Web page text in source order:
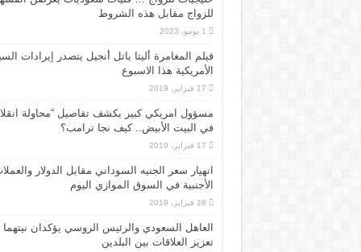
للزواج مقابل هذه الشروط
1 يونيو، 2023
فيلم المغامرة أليتا‭ ‬باتل أنجيل يتصدر إيرادات
الأمريكية هذا الاسبوع
17 فبراير، 2019
مسؤول امريكي كبير يكشف تفاصيل “محاولة
في البيت الأبيض.. كيف نجا ترامب؟
17 فبراير، 2019
انهيار سعر الجنيه السوداني مقابل الدولار
الأجنبية في السوق الموازي اليوم
18 فبراير، 2019
العاهل السعودي والرئيس الروسي يؤكدان نيتهما
تعزيز العلاقات بين البلدين